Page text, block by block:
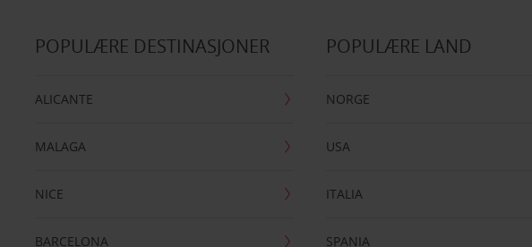
POPULÆRE DESTINASJONER
ALICANTE
MALAGA
NICE
BARCELONA
POPULÆRE LAND
NORGE
USA
ITALIA
SPANIA